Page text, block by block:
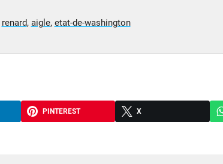
renard, aigle, etat-de-washington
PINTEREST X